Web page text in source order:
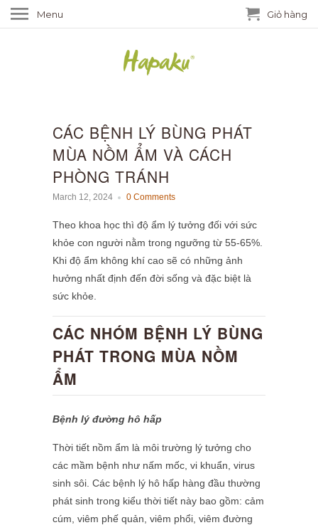
CÁC BỆNH LÝ BÙNG PHÁT
MÙA NỒM ẨM VÀ CÁCH
PHÒNG TRÁNH
March 12, 2024 0 Comments
Theo khoa học thì độ ẩm lý tưởng đối với sức
khỏe con người nằm trong ngưỡng từ 55-65%.
Khi độ ẩm không khí cao sẽ có những ảnh
hưởng nhất định đến đời sống và đặc biệt là
sức khỏe.
CÁC NHÓM BỆNH LÝ BÙNG
PHÁT TRONG MÙA NỒM
ẨM
Bệnh lý đường hô hấp
Thời tiết nồm ẩm là môi trường lý tưởng cho
các mầm bệnh như nấm mốc, vi khuẩn, virus
sinh sôi. Các bệnh lý hô hấp hàng đầu thường
phát sinh trong kiểu thời tiết này bao gồm: cảm
cúm, viêm phế quản, viêm phổi, viêm đường
Menu Giỏ hàng